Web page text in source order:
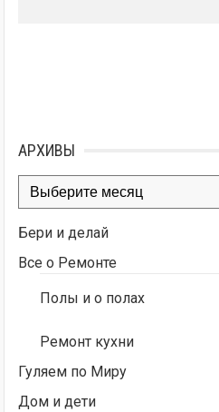
АРХИВЫ
Архивы
Бери и делай
Все о Ремонте
Полы и о полах
Ремонт кухни
Гуляем по Миру
Дом и дети